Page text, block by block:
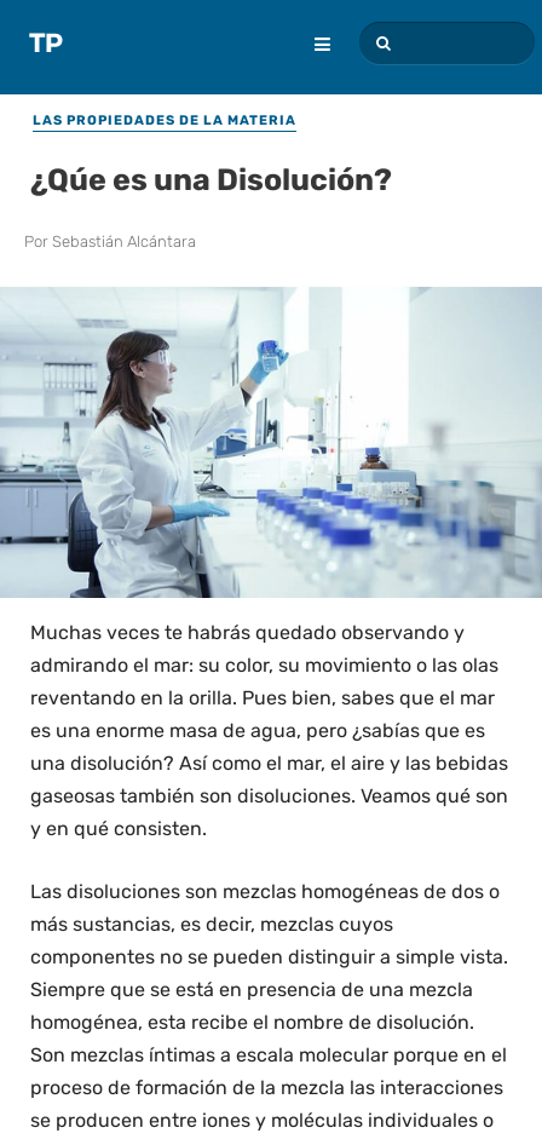
LAS PROPIEDADES DE LA MATERIA
¿Qúe es una Disolución?
Por Sebastián Alcántara
Muchas veces te habrás quedado observando y
admirando el mar: su color, su movimiento o las olas
reventando en la orilla. Pues bien, sabes que el mar
es una enorme masa de agua, pero ¿sabías que es
una disolución? Así como el mar, el aire y las bebidas
gaseosas también son disoluciones. Veamos qué son
y en qué consisten.
Las disoluciones son mezclas homogéneas de dos o
más sustancias, es decir, mezclas cuyos
componentes no se pueden distinguir a simple vista.
Siempre que se está en presencia de una mezcla
homogénea, esta recibe el nombre de disolución.
Son mezclas íntimas a escala molecular porque en el
proceso de formación de la mezcla las interacciones
se producen entre iones y moléculas individuales o